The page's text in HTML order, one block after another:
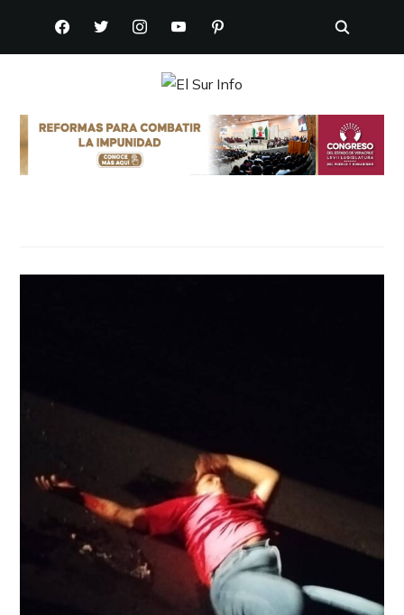
FACEBOOKTWITTERINSTAGRAMYOUTUBEPINTEREST